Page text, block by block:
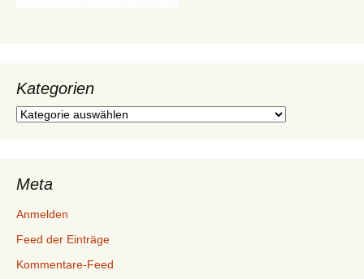
Kategorien
Kategorien
Meta
Anmelden
Feed der Einträge
Kommentare-Feed